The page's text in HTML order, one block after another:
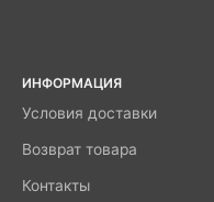
ИНФОРМАЦИЯ
Условия доставки
Возврат товара
Контакты